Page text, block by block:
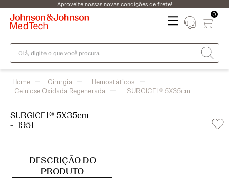
Aproveite nossas novas condições de frete!
0
Olá, digite o que você procura.
Cirurgia
Hemostáticos
Celulose Oxidada Regenerada
SURGICEL® 5X35cm
SURGICEL® 5X35cm
- 1951
DESCRIÇÃO DO
PRODUTO